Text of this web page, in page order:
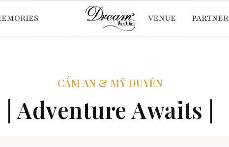
VENUE PARTNER
CẨM AN & MỸ DUYÊN
| Adventure Awaits |